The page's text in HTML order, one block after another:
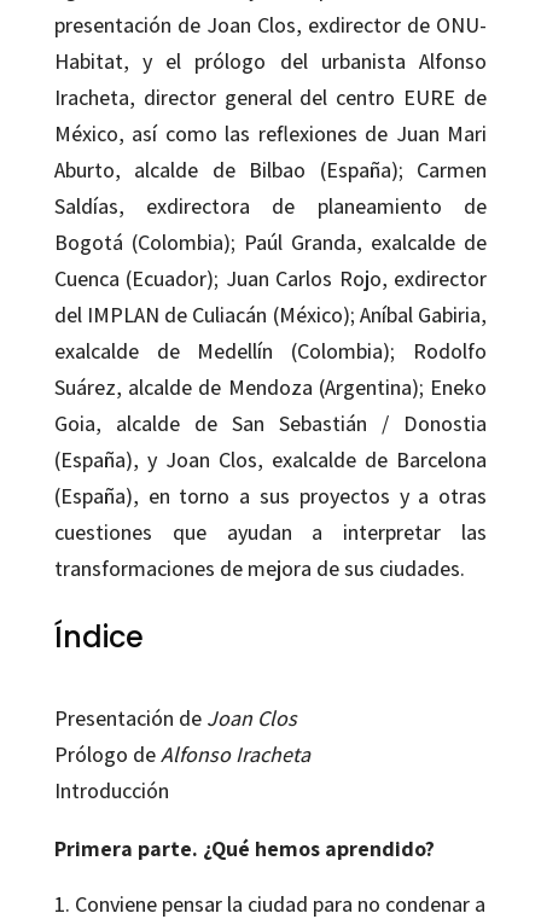
presentación de Joan Clos, exdirector de ONU-
Habitat, y el prólogo del urbanista Alfonso
Iracheta, director general del centro EURE de
México, así como las reflexiones de Juan Mari
Aburto, alcalde de Bilbao (España); Carmen
Saldías, exdirectora de planeamiento de
Bogotá (Colombia); Paúl Granda, exalcalde de
Cuenca (Ecuador); Juan Carlos Rojo, exdirector
del IMPLAN de Culiacán (México); Aníbal Gabiria,
exalcalde de Medellín (Colombia); Rodolfo
Suárez, alcalde de Mendoza (Argentina); Eneko
Goia, alcalde de San Sebastián / Donostia
(España), y Joan Clos, exalcalde de Barcelona
(España), en torno a sus proyectos y a otras
cuestiones que ayudan a interpretar las
transformaciones de mejora de sus ciudades.
Índice
Presentación de Joan Clos
Prólogo deAlfonso Iracheta
Introducción
Primera parte. ¿Qué hemos aprendido?
Conviene pensar la ciudad para no condenar a